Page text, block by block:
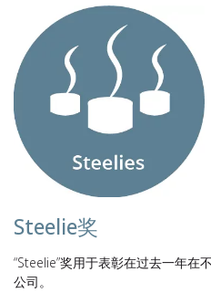
Steelie奖
“Steelie”奖用于表彰在过去一年在
公司。